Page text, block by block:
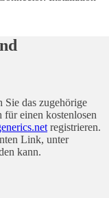
das zugehörige
für einen kostenlosen
registrieren.
Link, unter
kann.